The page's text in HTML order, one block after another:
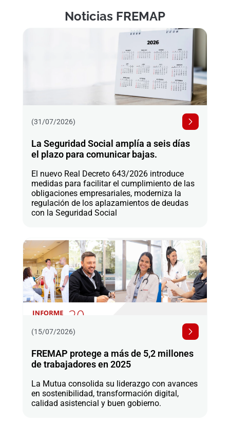
Noticias FREMAP
(31/07/2026)
La Seguridad Social amplía a seis días
el plazo para comunicar bajas.
El nuevo Real Decreto 643/2026 introduce
medidas para facilitar el cumplimiento de las
obligaciones empresariales, moderniza la
regulación de los aplazamientos de deudas
con la Seguridad Social
(15/07/2026)
FREMAP protege a más de 5,2 millones
de trabajadores en 2025
La Mutua consolida su liderazgo con avances
en sostenibilidad, transformación digital,
calidad asistencial y buen gobierno.